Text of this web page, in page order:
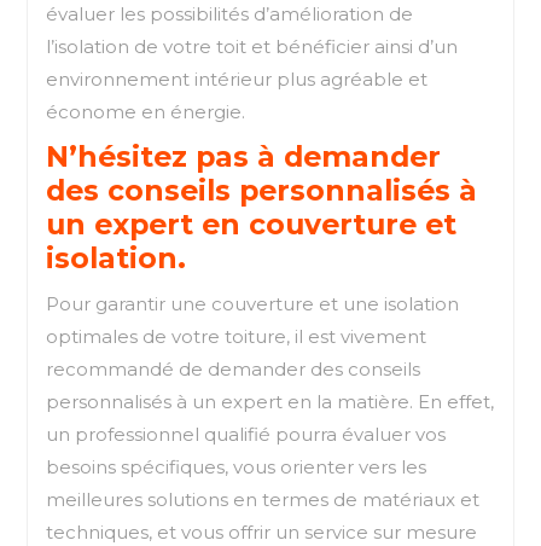
évaluer les possibilités d’amélioration de
l’isolation de votre toit et bénéficier ainsi d’un
environnement intérieur plus agréable et
économe en énergie.
N’hésitez pas à demander
des conseils personnalisés à
un expert en couverture et
isolation.
Pour garantir une couverture et une isolation
optimales de votre toiture, il est vivement
recommandé de demander des conseils
personnalisés à un expert en la matière. En effet,
un professionnel qualifié pourra évaluer vos
besoins spécifiques, vous orienter vers les
meilleures solutions en termes de matériaux et
techniques, et vous offrir un service sur mesure